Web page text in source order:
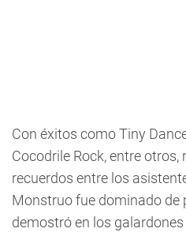
Con éxitos como Tiny
Cocodrile Rock, entre
recuerdos entre los
Monstruo fue dominado de
demostró en los